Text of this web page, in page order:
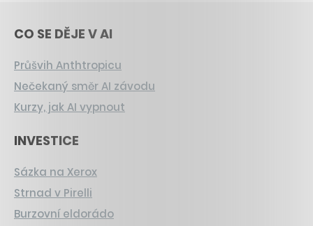
CO SE DĚJE V AI
Průšvih Anthtropicu
Nečekaný směr AI závodu
Kurzy, jak AI vypnout
INVESTICE
Sázka na Xerox
Strnad v Pirelli
Burzovní eldorádo